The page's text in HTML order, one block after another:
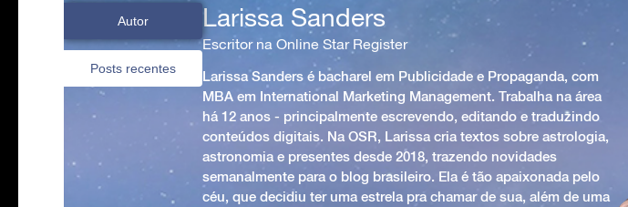
Autor
Posts recentes
Larissa Sanders
Escritor na Online Star Register
Larissa Sanders é bacharel em Publicidade e Propaganda, com
MBA em International Marketing Management. Trabalha na área
há 12 anos - principalmente escrevendo, editando e traduzindo
conteúdos digitais. Na OSR, Larissa cria textos sobre astrologia,
astronomia e presentes desde 2018, trazendo novidades
semanalmente para o blog brasileiro. Ela é tão apaixonada pelo
céu, que decidiu ter uma estrela pra chamar de sua, além de uma